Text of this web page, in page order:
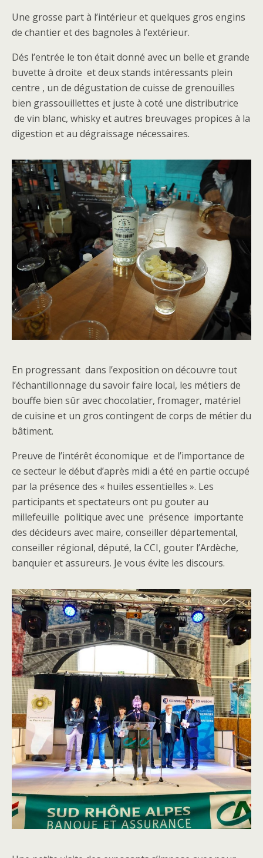
Une grosse part à l’intérieur et quelques gros engins
de chantier et des bagnoles à l’extérieur.
Dés l’entrée le ton était donné avec un belle et grande
buvette à droite et deux stands intéressants plein
centre , un de dégustation de cuisse de grenouilles
bien grassouillettes et juste à coté une distributrice
de vin blanc, whisky et autres breuvages propices à la
digestion et au dégraissage nécessaires.
En progressant dans l’exposition on découvre tout
l’échantillonnage du savoir faire local, les métiers de
bouffe bien sûr avec chocolatier, fromager, matériel
de cuisine et un gros contingent de corps de métier du
bâtiment.
Preuve de l’intérêt économique et de l’importance de
ce secteur le début d’après midi a été en partie occupé
par la présence des « huiles essentielles ». Les
participants et spectateurs ont pu gouter au
millefeuille politique avec une présence importante
des décideurs avec maire, conseiller départemental,
conseiller régional, député, la CCI, gouter l’Ardèche,
banquier et assureurs. Je vous évite les discours.